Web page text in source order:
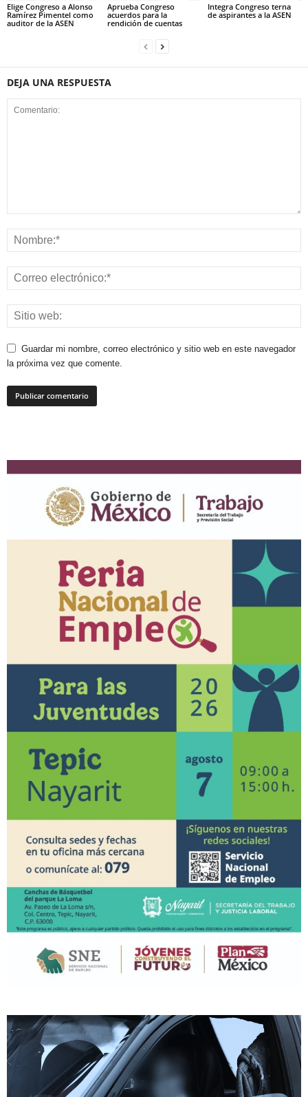
Elige Congreso a Alonso
Ramírez Pimentel como
auditor de la ASEN
Aprueba Congreso
acuerdos para la
rendición de cuentas
Integra Congreso terna
de aspirantes a la ASEN
DEJA UNA RESPUESTA
Guardar mi nombre, correo electrónico y sitio web en este navegador
la próxima vez que comente.